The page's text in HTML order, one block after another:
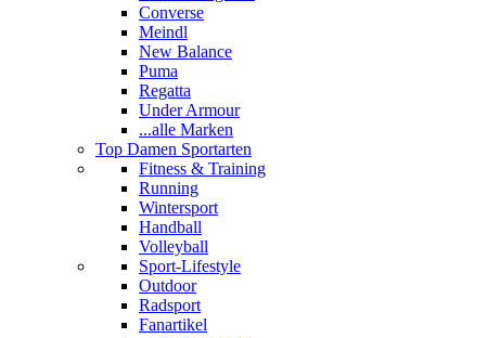
Converse
Meindl
New Balance
Puma
Regatta
Under Armour
...alle Marken
Top Damen Sportarten
Fitness & Training
Running
Wintersport
Handball
Volleyball
Sport-Lifestyle
Outdoor
Radsport
Fanartikel